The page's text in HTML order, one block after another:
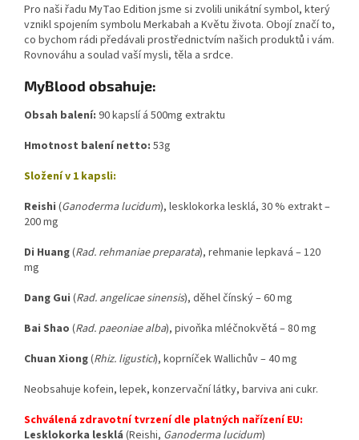
Pro naši řadu MyTao Edition jsme si zvolili unikátní symbol, který
vznikl spojením symbolu Merkabah a Květu života. Obojí značí to,
co bychom rádi předávali prostřednictvím našich produktů i vám.
Rovnováhu a soulad vaší mysli, těla a srdce.
MyBlood obsahuje:
Obsah balení: 90 kapslí á 500mg extraktu
Hmotnost balení netto: 53g
Složení v 1 kapsli:
Reishi (Ganoderma lucidum), lesklokorka lesklá, 30 % extrakt –
200 mg
Di Huang(Rad. rehmaniae preparata), rehmanie lepkavá – 120
mg
Dang Gui (Rad. angelicae sinensis), děhel čínský – 60 mg
Bai Shao (Rad. paeoniae alba), pivoňka mléčnokvětá – 80 mg
Chuan Xiong(Rhiz. ligustici), koprníček Wallichův – 40 mg
Neobsahuje kofein, lepek, konzervační látky, barviva ani cukr.
Schválená zdravotní tvrzení dle platných nařízení EU:
Lesklokorka lesklá (Reishi, Ganoderma lucidum)